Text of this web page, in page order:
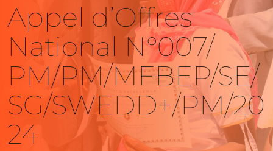
Appel d’Offres
National N°007/
PM/PM/MFBEP/SE/
SG/SWEDD+/PM/20
24